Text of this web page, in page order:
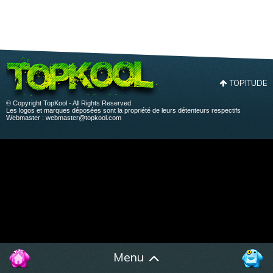
Menu
TOPITUDE
© Copyright TopKool - All Rights Reserved
Les logos et marques déposées sont la propriété de leurs détenteurs respectifs
Webmaster : webmaster@topkool.com